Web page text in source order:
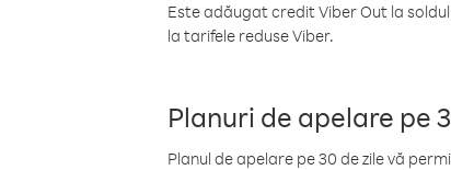
Este adăugat credit Viber Out la
la tarifele reduse Viber.
Planuri de apelare pe
Planul de apelare pe 30 de zile vă